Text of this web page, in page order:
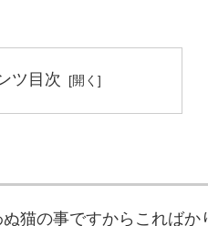
ツ目次
猫の事ですからこればか